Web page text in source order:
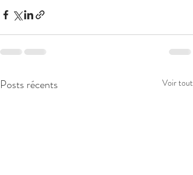
Posts récents Voir tout